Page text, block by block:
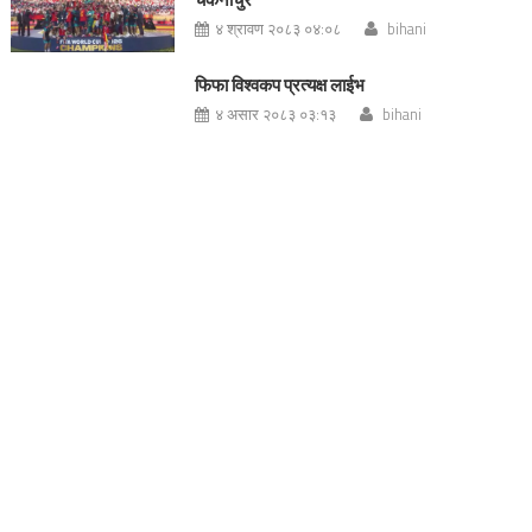
४ श्रावण २०८३ ०४:०८ bihani
फिफा विश्वकप प्रत्यक्ष लाईभ
४ असार २०८३ ०३:१३ bihani